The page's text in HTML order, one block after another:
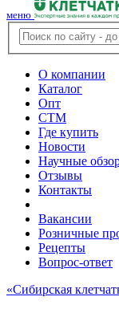
меню
О компании
Каталог
Опт
СТМ
Где купить
Новости
Научные
Отзывы
Контакты
Вакансии
Розничные
Рецепты
Вопрос-ответ
«Сибирская